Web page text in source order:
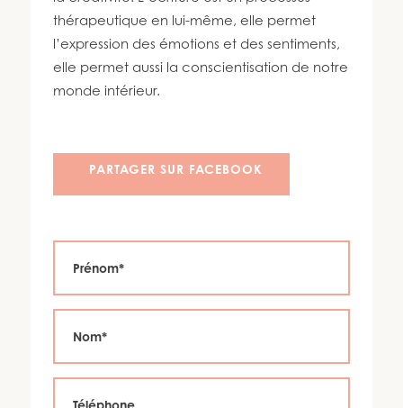
thérapeutique en lui-même, elle permet
l’expression des émotions et des sentiments,
elle permet aussi la conscientisation de notre
monde intérieur.
PARTAGER SUR FACEBOOK